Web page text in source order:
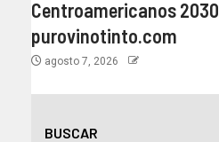
Centroamericanos
purovinotinto.com
agosto 7, 2026
BUSCAR